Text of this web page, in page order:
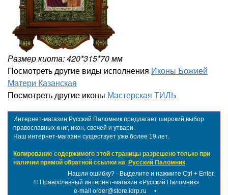
Размер киота: 420*315*70 мм
Посмотреть другие виды исполнения Иконы Божией
Матери Казанская
Посмотреть другие иконы Мастерская ТИЛЬ
Интернет-магазин Русский Паломник предлагает широкий выбор
православных книг, икон, свечей и утвари.
Наш интернет-магазин существует уже более 19 лет.
Копирование содержимого этой страницы разрешено только при
наличии прямой обратной ссылки на Русский Паломник
Нашли ошибку? - Выделите и нажмите Ctrl + Enter.
© Православный интернет-магазин «Русский Паломник»
e-mail order@store.idrp.ru •